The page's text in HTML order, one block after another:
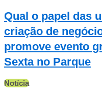
Qual o papel das
criação de
promove evento
Sexta no Parque
Notícia